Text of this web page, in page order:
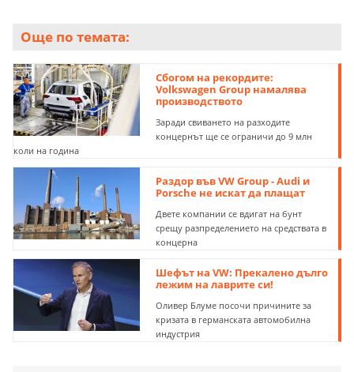
Още по темата:
Сбогом на рекордите:
Volkswagen Group намалява
производството
Заради свиването на разходите
концернът ще се ограничи до 9 млн
коли на година
Раздор във VW Group - Audi и
Porsche не искат да плащат
Двете компании се вдигат на бунт
срещу разпределението на средствата в
концерна
Шефът на VW: Прекалено дълго
лежим на лаврите си!
Оливер Блуме посочи причините за
кризата в германската автомобилна
индустрия